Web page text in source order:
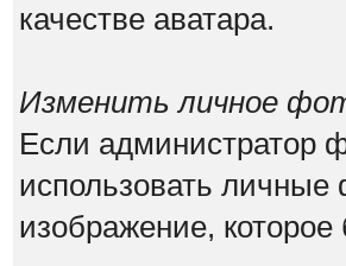
качестве аватара.
Изменить личное
Если администратор
использовать личные
изображение,